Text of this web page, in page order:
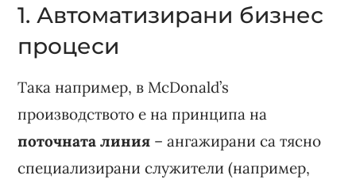
1. Автоматизирани бизнес
процеси
Така например, в McDonald’s
производството е на принципа на
поточната линия – ангажирани са тясно
специализирани служители (например,